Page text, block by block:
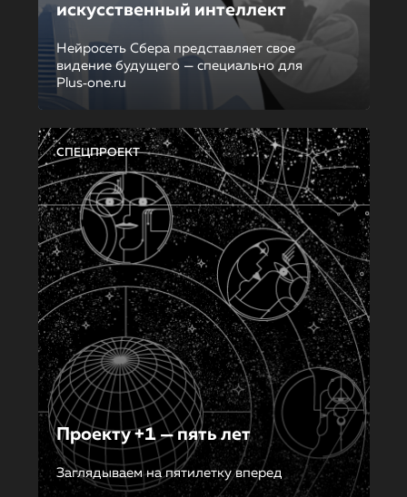
искусственный интеллект
Нейросеть Сбера представляет свое
видение будущего — специально для
Plus‑one.ru
СПЕЦПРОЕКТ
Проекту +1 — пять лет
Заглядываем на пятилетку вперед